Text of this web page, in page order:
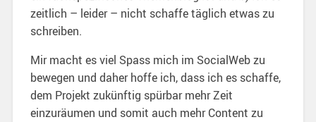
zeitlich – leider – nicht schaffe täglich etwas zu
schreiben.
Mir macht es viel Spass mich im SocialWeb zu
bewegen und daher hoffe ich, dass ich es schaffe,
dem Projekt zukünftig spürbar mehr Zeit
einzuräumen und somit auch mehr Content zu